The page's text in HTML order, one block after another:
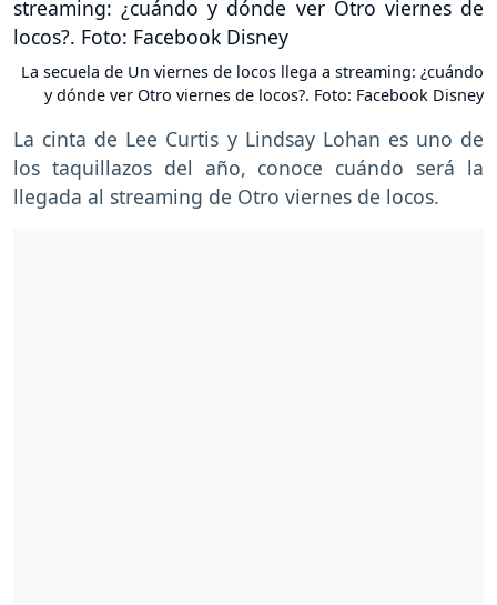
La secuela de Un viernes de locos llega a streaming: ¿cuándo
y dónde ver Otro viernes de locos?. Foto: Facebook Disney
La cinta de Lee Curtis y Lindsay Lohan es uno de
los taquillazos del año, conoce cuándo será la
llegada al streaming de Otro viernes de locos.